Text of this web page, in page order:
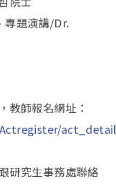
專題演講/Dr.
教師報名網址：
研究生事務處聯絡